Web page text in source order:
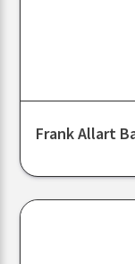
Frank Allart